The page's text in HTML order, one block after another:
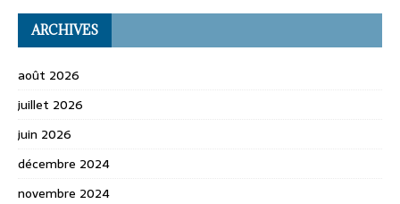
ARCHIVES
août 2026
juillet 2026
juin 2026
décembre 2024
novembre 2024